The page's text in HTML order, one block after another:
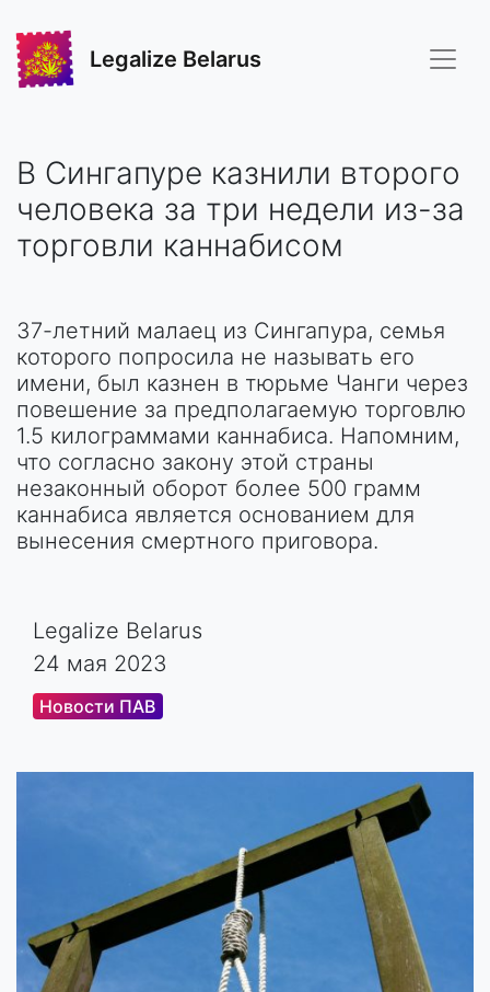
Legalize Belarus
В Сингапуре казнили второго
человека за три недели из-за
торговли каннабисом
37-летний малаец из Сингапура, семья
которого попросила не называть его
имени, был казнен в тюрьме Чанги через
повешение за предполагаемую торговлю
1.5 килограммами каннабиса. Напомним,
что согласно закону этой страны
незаконный оборот более 500 грамм
каннабиса является основанием для
вынесения смертного приговора.
Legalize Belarus
24 мая 2023
Новости ПАВ